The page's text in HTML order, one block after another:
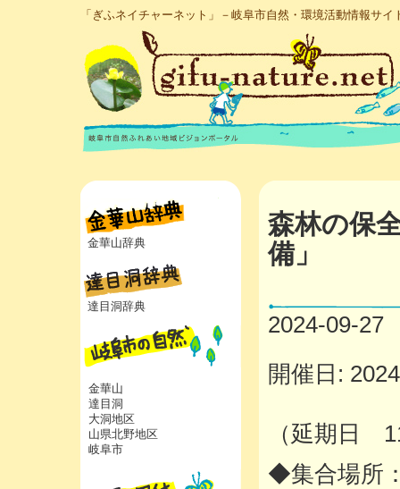
「ぎふネイチャーネット」－岐阜市自然・環境活動情報サイ
金華山辞典
達目洞辞典
金華山
達目洞
大洞地区
山県北野地区
岐阜市
森林の保
備」
2024-09-27
開催日:
（延期日
◆集合場所